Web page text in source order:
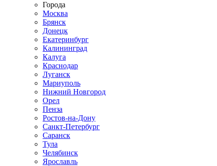
Города
Москва
Брянск
Донецк
Екатеринбург
Калининград
Калуга
Краснодар
Луганск
Мариуполь
Нижний Новгород
Орел
Пенза
Ростов-на-Дону
Санкт-Петербург
Саранск
Тула
Челябинск
Ярославль